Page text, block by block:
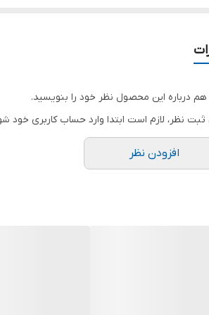
درباره این محصول نظر خود را بنویسید.
ثبت نظر، لازم است ابتدا وارد حساب کاربری خود
افزودن نظر